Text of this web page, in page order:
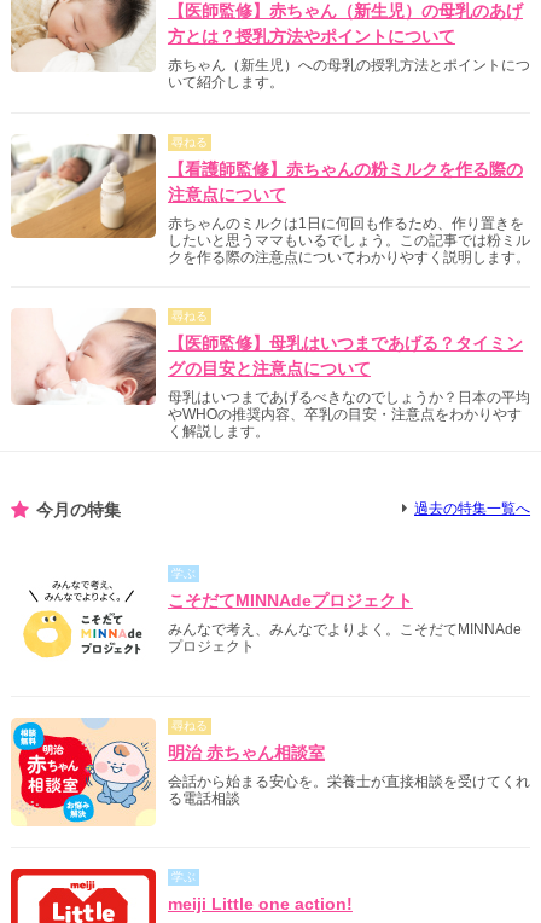
【医師監修】赤ちゃん（新生児）の母乳のあげ
方とは？授乳方法やポイントについて
赤ちゃん（新生児）への母乳の授乳方法とポイントにつ
いて紹介します。
尋ねる
【看護師監修】赤ちゃんの粉ミルクを作る際の
注意点について
赤ちゃんのミルクは1日に何回も作るため、作り置きを
したいと思うママもいるでしょう。この記事では粉ミル
クを作る際の注意点についてわかりやすく説明します。
尋ねる
【医師監修】母乳はいつまであげる？タイミン
グの目安と注意点について
母乳はいつまであげるべきなのでしょうか？日本の平均
やWHOの推奨内容、卒乳の目安・注意点をわかりやす
く解説します。
今月の特集 過去の特集一覧へ
学ぶ
こそだてMINNAdeプロジェクト
みんなで考え、みんなでよりよく。こそだてMINNAde
プロジェクト
尋ねる
明治 赤ちゃん相談室
会話から始まる安心を。栄養士が直接相談を受けてくれ
る電話相談
学ぶ
meiji Little one action!